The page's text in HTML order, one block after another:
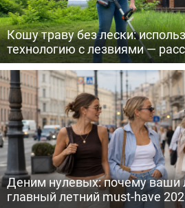
Кошу траву без лески:
технологию с лезвиями —
Деним нулевых: почему
главный летний must-have